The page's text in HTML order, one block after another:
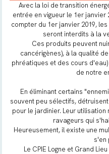
Avec la loi de transition
entrée en vigueur le 1er janvier
compter du 1er janvier 2019,
seront interdits à la
Ces produits peuvent
cancérigènes), à la qualité
phréatiques et des cours
de notre
En éliminant certains
souvent peu sélectifs,
pour le jardinier. Leur
ravageurs qui
Heureusement, il existe une
s'en
Le CPIE Logne et Grand